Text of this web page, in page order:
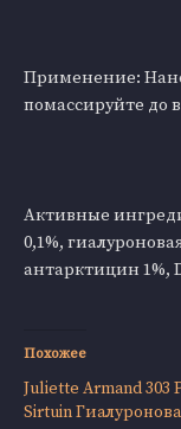
Применение:
помассируйте до
Активные
0,1%,
антарктицин 1%,
Похожее
Juliette Armand 303
Sirtuin